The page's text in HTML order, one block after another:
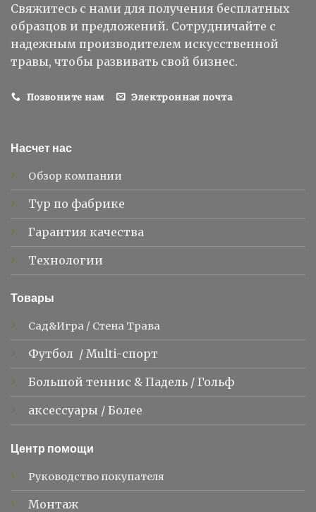
Свяжитесь с нами для получения бесплатных
образцов и предложений. Сотрудничайте с
надежным производителем искусственной
травы, чтобы развивать свой бизнес.
Позвоните нам Электронная почта
Насчет нас
Обзор компании
Тур по фабрике
Гарантия качества
Технологии
Товары
Сад&Игра/ Стена Трава
Футбол / Multi-спорт
Большой теннис & Падель / Гольф
аксессуары / Более
Центр помощи
Руководство покупателя
Монтаж